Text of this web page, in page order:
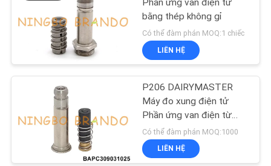
SƠ
TRANG
CHÍNH
Van phản lực
Van Solenoid Làm
485
Phần ứng van điện từ
bằng thép không gỉ
Có thể đàm phán MOQ:1 chiếc
LIÊN HỆ
P206 DAIRYMASTER
Máy đo xung điện tử
Phần ứng van điện từ
Jetstream
Có thể đàm phán MOQ:1000
LIÊN HỆ